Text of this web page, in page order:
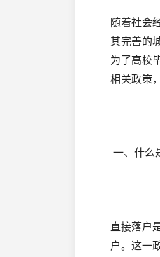
随着社会
其完善的
为了高校
相关政策
一、什么
直接落户
户。这一